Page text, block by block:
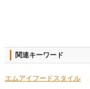
関連キーワード
エムアイフードスタイル